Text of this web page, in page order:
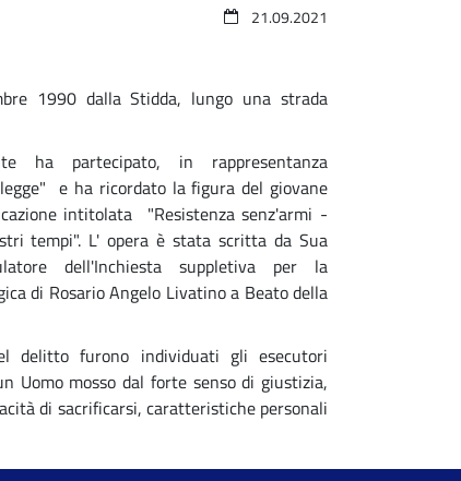
21.09.2021
1990 dalla Stidda, lungo una strada
ha partecipato, in rappresentanza
e ha ricordato la figura del giovane
intitolata "Resistenza senz'armi -
tempi". L' opera è stata scritta da Sua
dell'Inchiesta suppletiva per la
di Rosario Angelo Livatino a Beato della
delitto furono individuati gli esecutori
Uomo mosso dal forte senso di giustizia,
di sacrificarsi, caratteristiche personali